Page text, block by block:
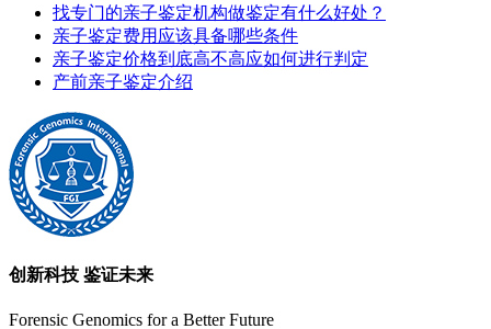
找专门的亲子鉴定‍机构做鉴定有什么好处？
亲子鉴定费用应该具备哪些条件
亲子鉴定价格到底高不高应如何进行判定
产前亲子鉴定介绍
创新科技 鉴证未来
Forensic Genomics for a Better Future